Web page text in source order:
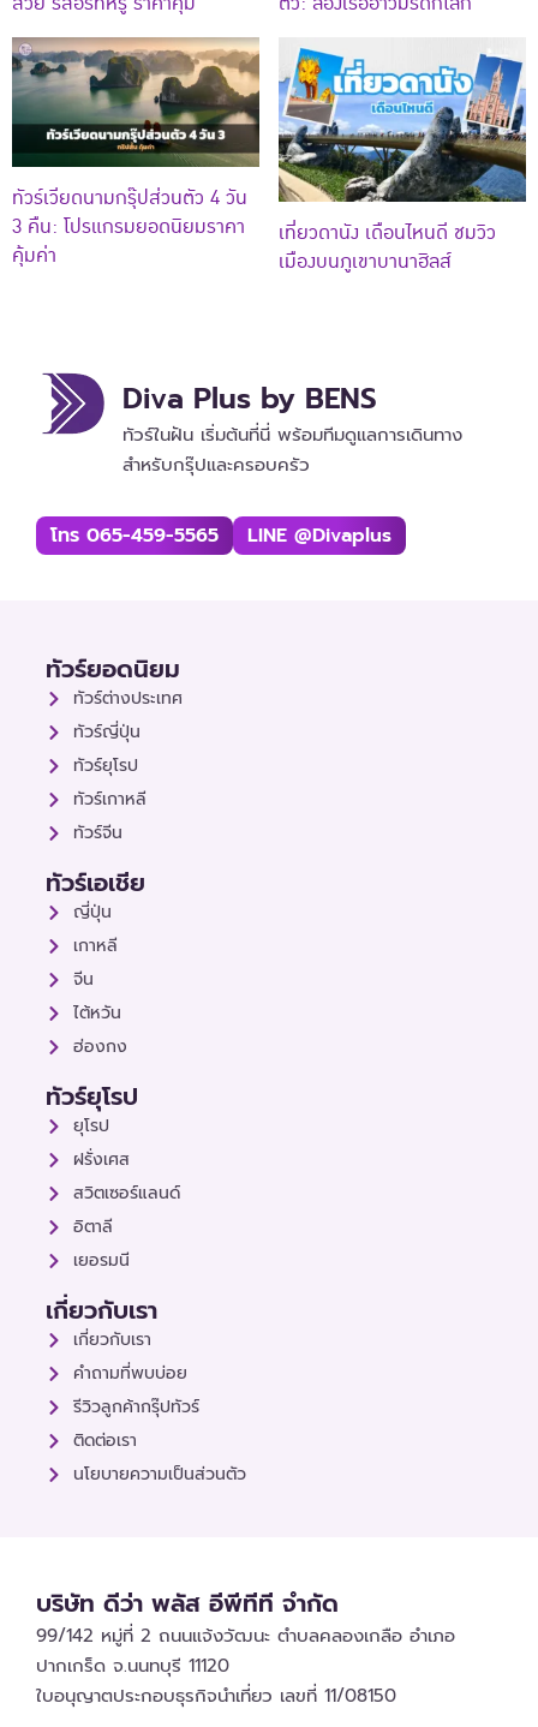
ทัวร์เวียดนามกรุ๊ปส่วนตัว 4 วัน
3 คืน: โปรแกรมยอดนิยมราคา
คุ้มค่า
เที่ยวดานัง เดือนไหนดี ชมวิว
เมืองบนภูเขาบานาฮิลส์
Diva Plus by BENS
ทัวร์ในฝัน เริ่มต้นที่นี่ พร้อมทีมดูแลการเดินทาง
สำหรับกรุ๊ปและครอบครัว
โทร 065-459-5565 LINE @divaplus
ทัวร์ยอดนิยม
ทัวร์ต่างประเทศ
ทัวร์ญี่ปุ่น
ทัวร์ยุโรป
ทัวร์เกาหลี
ทัวร์จีน
ทัวร์เอเชีย
ญี่ปุ่น
เกาหลี
จีน
ไต้หวัน
ฮ่องกง
ทัวร์ยุโรป
ยุโรป
ฝรั่งเศส
สวิตเซอร์แลนด์
อิตาลี
เยอรมนี
เกี่ยวกับเรา
เกี่ยวกับเรา
คำถามที่พบบ่อย
รีวิวลูกค้ากรุ๊ปทัวร์
ติดต่อเรา
นโยบายความเป็นส่วนตัว
บริษัท ดีว่า พลัส อีพีทีที จำกัด
99/142 หมู่ที่ 2 ถนนแจ้งวัฒนะ ตำบลคลองเกลือ อำเภอ
ปากเกร็ด จ.นนทบุรี 11120
ใบอนุญาตประกอบธุรกิจนำเที่ยว เลขที่ 11/08150